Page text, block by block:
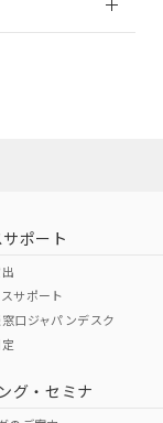
状況ページへ
検索ください
ポート
サポート
口ジャパンデスク
グ・セミナ